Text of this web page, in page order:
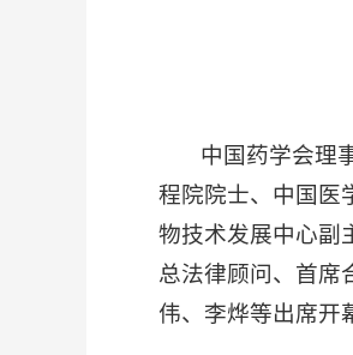
中国药学会理事
程院院士、中国医
物技术发展中心副
总法律顾问、首席
伟、李烨等出席开